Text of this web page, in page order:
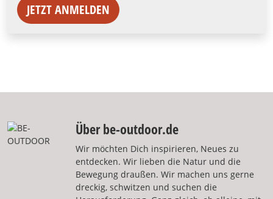
JETZT ANMELDEN
Über be-outdoor.de
Wir möchten Dich inspirieren, Neues zu
entdecken. Wir lieben die Natur und die
Bewegung draußen. Wir machen uns gerne
dreckig, schwitzen und suchen die